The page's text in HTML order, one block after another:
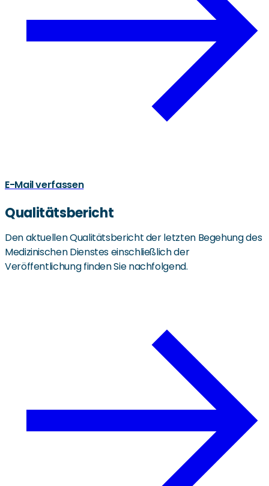
E-Mail verfassen
Qualitätsbericht
Den aktuellen Qualitätsbericht der letzten Begehung des
Medizinischen Dienstes einschließlich der
Veröffentlichung finden Sie nachfolgend.